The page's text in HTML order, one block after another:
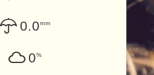
0.0mm
0%